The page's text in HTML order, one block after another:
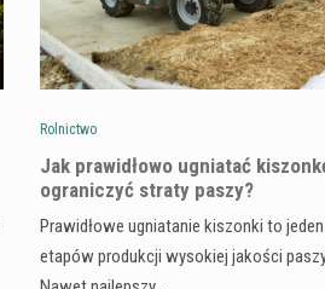
Rolnictwo
Jak prawidłowo ugniatać
ograniczyć straty paszy?
Prawidłowe ugniatanie kiszonki to
etapów produkcji wysokiej jakości